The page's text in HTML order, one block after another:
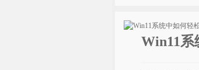
Win11系